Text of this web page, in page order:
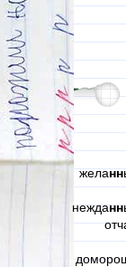
желанн
нежданн